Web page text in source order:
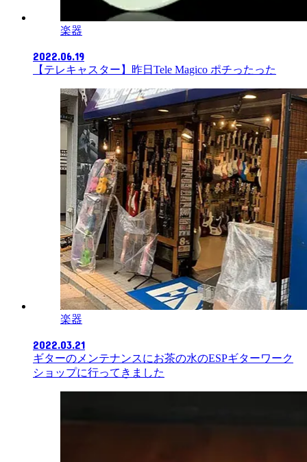
楽器
2022.06.19
【テレキャスター】昨日Tele Magico ポチったった
楽器
2022.03.21
ギターのメンテナンスにお茶の水のESPギターワーク
ショップに行ってきました